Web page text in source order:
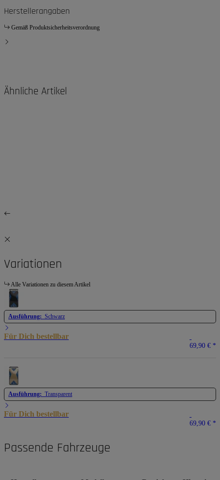
Herstellerangaben
Gemäß Produktsicherheitsverordnung
Ähnliche Artikel
Variationen
Alle Variationen zu diesem Artikel
Ausführung: Schwarz
Für Dich bestellbar
69,90 € *
Ausführung: Transparent
Für Dich bestellbar
69,90 € *
Passende Fahrzeuge